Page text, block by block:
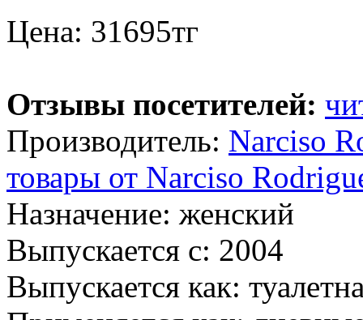
Цена: 31695тг
Отзывы посетителей:
Производитель: Narciso
товары от Narciso
Назначение: женский
Выпускается с: 2004
Выпускается как: